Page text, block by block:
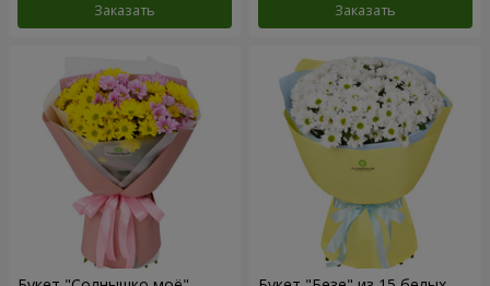
Заказать Заказать